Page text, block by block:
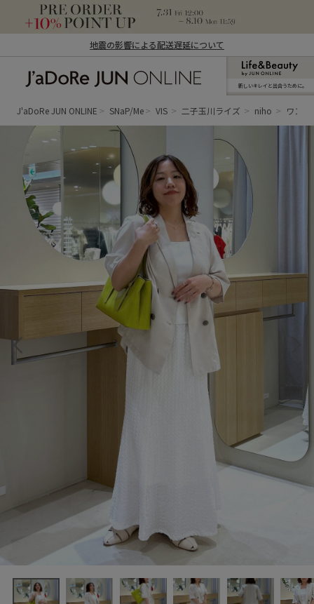
地震の影響による配送遅延について
ン オンライン）
新しいキレイと出合うために。
J'aDoRe JUN ONLINE SNaP/Me VIS 二子玉川ライズ niho ワン